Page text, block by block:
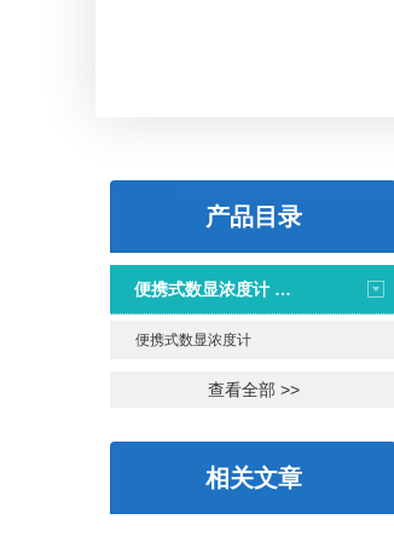
产品目录
便携式数显浓度计 PAL系列
便携式数显浓度计
查看全部 >>
相关文章